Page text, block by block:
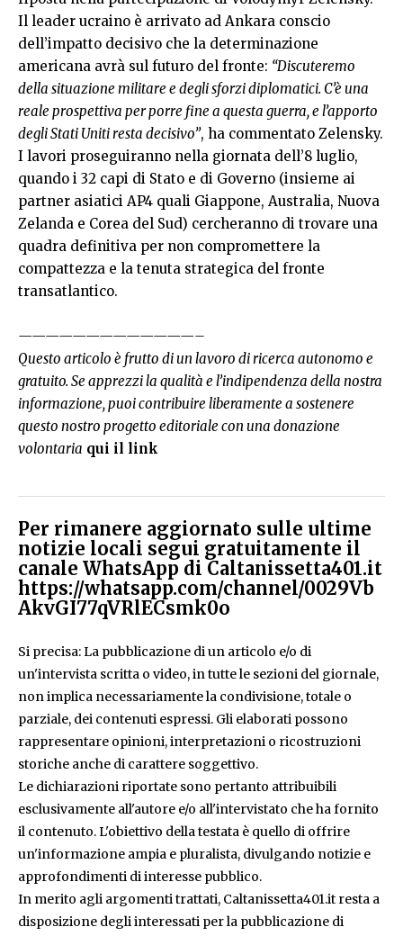
Il leader ucraino è arrivato ad Ankara conscio
dell’impatto decisivo che la determinazione
americana avrà sul futuro del fronte: “Discuteremo
della situazione militare e degli sforzi diplomatici. C’è una
reale prospettiva per porre fine a questa guerra, e l’apporto
degli Stati Uniti resta decisivo”, ha commentato Zelensky.
I lavori proseguiranno nella giornata dell’8 luglio,
quando i 32 capi di Stato e di Governo (insieme ai
partner asiatici AP4 quali Giappone, Australia, Nuova
Zelanda e Corea del Sud) cercheranno di trovare una
quadra definitiva per non compromettere la
compattezza e la tenuta strategica del fronte
transatlantico.
—————————————–
Questo articolo è frutto di un lavoro di ricerca autonomo e
gratuito. Se apprezzi la qualità e l’indipendenza della nostra
informazione, puoi contribuire liberamente a sostenere
questo nostro progetto editoriale con una donazione
volontaria qui il link
Per rimanere aggiornato sulle ultime
notizie locali segui gratuitamente il
canale WhatsApp di Caltanissetta401.it
https://whatsapp.com/channel/0029Vb
AkvGI77qVRlECsmk0o
Si precisa: La pubblicazione di un articolo e/o di
un'intervista scritta o video, in tutte le sezioni del giornale,
non implica necessariamente la condivisione, totale o
parziale, dei contenuti espressi. Gli elaborati possono
rappresentare opinioni, interpretazioni o ricostruzioni
storiche anche di carattere soggettivo.
Le dichiarazioni riportate sono pertanto attribuibili
esclusivamente all'autore e/o all'intervistato che ha fornito
il contenuto. L'obiettivo della testata è quello di offrire
un'informazione ampia e pluralista, divulgando notizie e
approfondimenti di interesse pubblico.
In merito agli argomenti trattati, Caltanissetta401.it resta a
disposizione degli interessati per la pubblicazione di